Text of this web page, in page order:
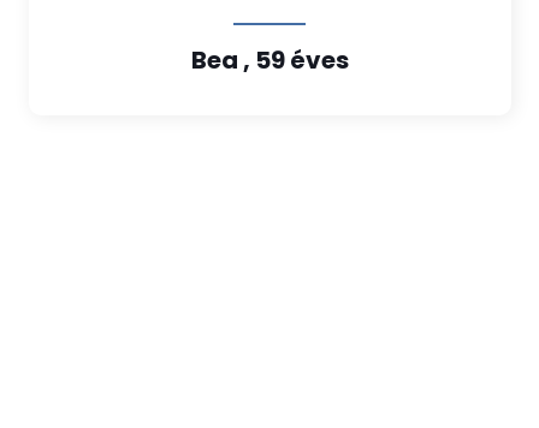
Bea , 59 éves